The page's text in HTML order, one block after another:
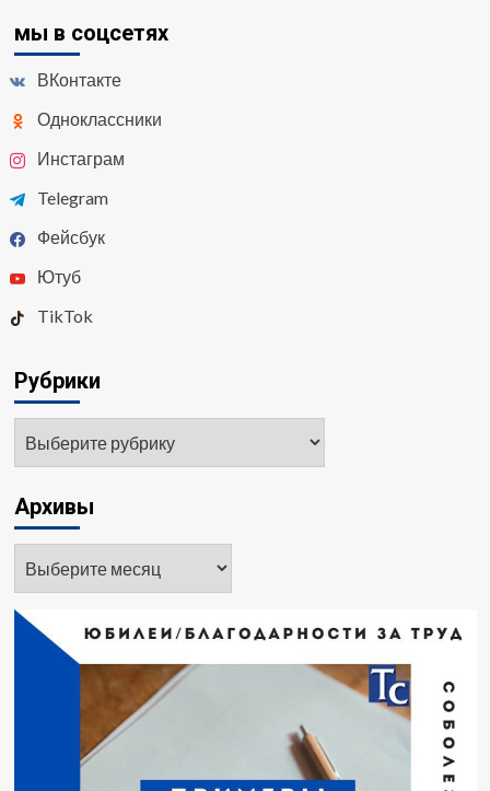
мы в соцсетях
ВКонтакте
Одноклассники
Инстаграм
Telegram
Фейсбук
Ютуб
TikTok
Рубрики
Архивы